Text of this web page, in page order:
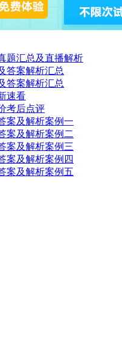
题汇总及直播解析
答案解析汇总
答案解析汇总
速看
考后点评
案及解析案例一
案及解析案例二
案及解析案例三
案及解析案例四
案及解析案例五